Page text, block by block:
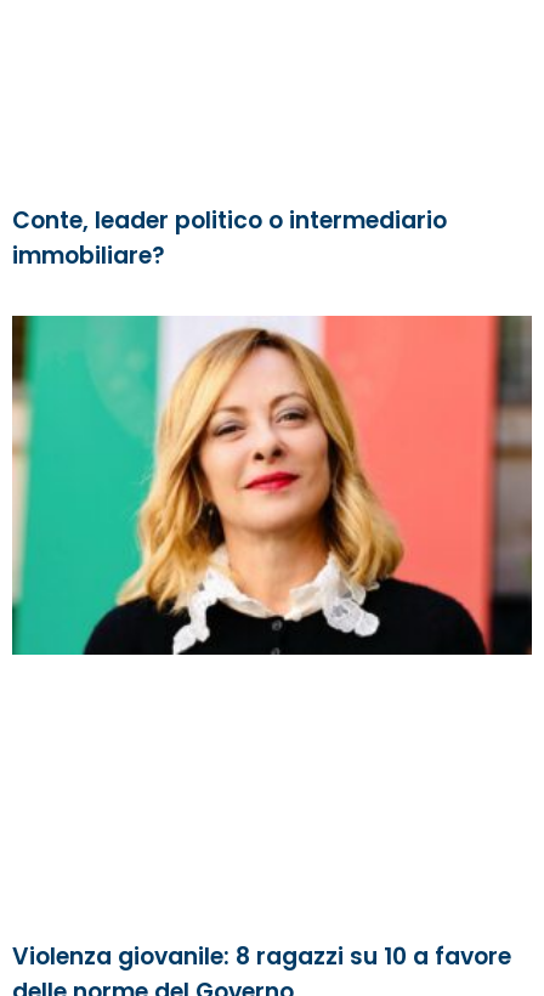
Conte, leader politico o intermediario
immobiliare?
Violenza giovanile: 8 ragazzi su 10 a favore